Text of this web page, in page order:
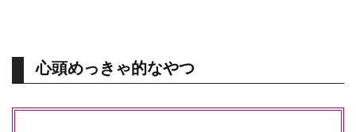
心頭めっきゃ的なやつ